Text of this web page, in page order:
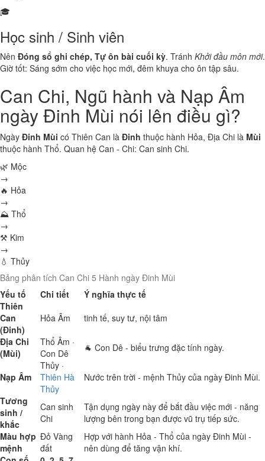
🎓
Học sinh / Sinh viên
Nên Đóng sổ ghi chép, Tự ôn bài cuối kỳ. Tránh Khởi đầu môn mới.
Giờ tốt: Sáng sớm cho việc học mới, đêm khuya cho ôn tập sâu.
Can Chi, Ngũ hành và Nạp Âm
ngày Đinh Mùi nói lên điều gì?
Ngày Đinh Mùi có Thiên Can là Đinh thuộc hành Hỏa, Địa Chi là Mùi
thuộc hành Thổ. Quan hệ Can - Chi: Can sinh Chi.
🌿 Mộc
→
🔥 Hỏa
→
⛰ Thổ
→
⚒ Kim
→
💧 Thủy
Bảng phân tích Can Chi 5 Hành ngày Đinh Mùi
Yếu tố
Chi tiết
Ý nghĩa thực tế
Thiên
Can
(Đinh)
Hỏa Âm
tinh tế, suy tư, nội tâm
Địa Chi
(Mùi)
Thổ Âm ·
Con Dê
🐐 Con Dê - biểu trưng đặc tính ngày.
Nạp Âm
Thủy ·
Thiên Hà
Thủy
Nước trên trời - mệnh Thủy của ngày Đinh Mùi.
Tương
sinh /
khắc
Can sinh
Chi
Tận dụng ngày này để bắt đầu việc mới - năng
lượng bên trong bạn được vũ trụ tiếp sức.
Màu hợp
mệnh
Đỏ Vàng
đất
Hợp với hành Hỏa - Thổ của ngày Đinh Mùi -
nên dùng để tăng vận khí.